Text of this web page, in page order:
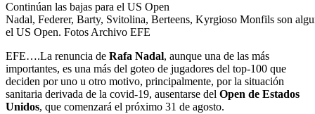
Continúan las bajas para el US Open
Nadal, Federer, Barty, Svitolina, Berteens, Kyrgioso Monfils son
el US Open. Fotos Archivo EFE
EFE….La renuncia de Rafa Nadal, aunque una de las más
importantes, es una más del goteo de jugadores del top-100 que
deciden por uno u otro motivo, principalmente, por la situación
sanitaria derivada de la covid-19, ausentarse del Open de Estados
Unidos, que comenzará el próximo 31 de agosto.